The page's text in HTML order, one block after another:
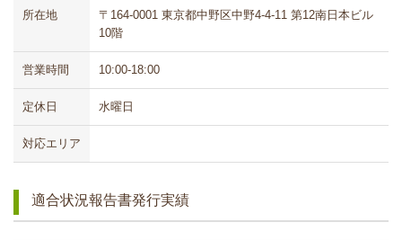
所在地
〒164-0001 東京都中野区中野4-4-11 第12南日本ビル
10階
営業時間 10:00-18:00
定休日 水曜日
対応エリア
適合状況報告書発行実績